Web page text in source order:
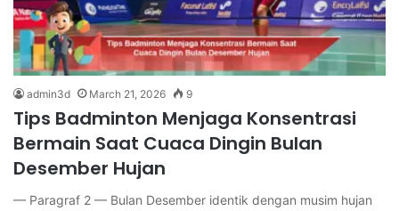
admin3d March 21, 2026 9
Tips Badminton Menjaga Konsentrasi
Bermain Saat Cuaca Dingin Bulan
Desember Hujan
— Paragraf 2 — Bulan Desember identik dengan musim hujan